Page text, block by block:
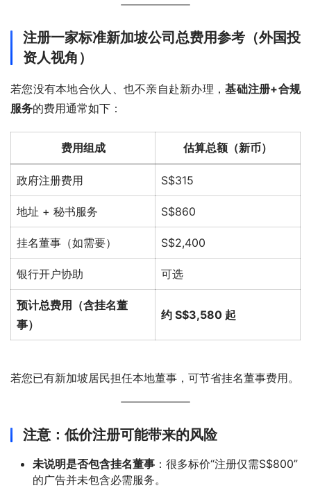
注册一家标准新加坡公司总费用参考（外国投
资人视角）
若您没有本地合伙人、也不亲自赴新办理，基础注册+合规
服务的费用通常如下：
费用组成 估算总额（新币）
政府注册费用 S$315
地址 + 秘书服务 S$860
挂名董事（如需要） S$2,400
银行开户协助 可选
预计总费用（含挂名董
事）
约 S$3,580 起
若您已有新加坡居民担任本地董事，可节省挂名董事费用。
注意：低价注册可能带来的风险
未说明是否包含挂名董事 ：很多标价“注册仅需S$800”
的广告并未包含必需服务。